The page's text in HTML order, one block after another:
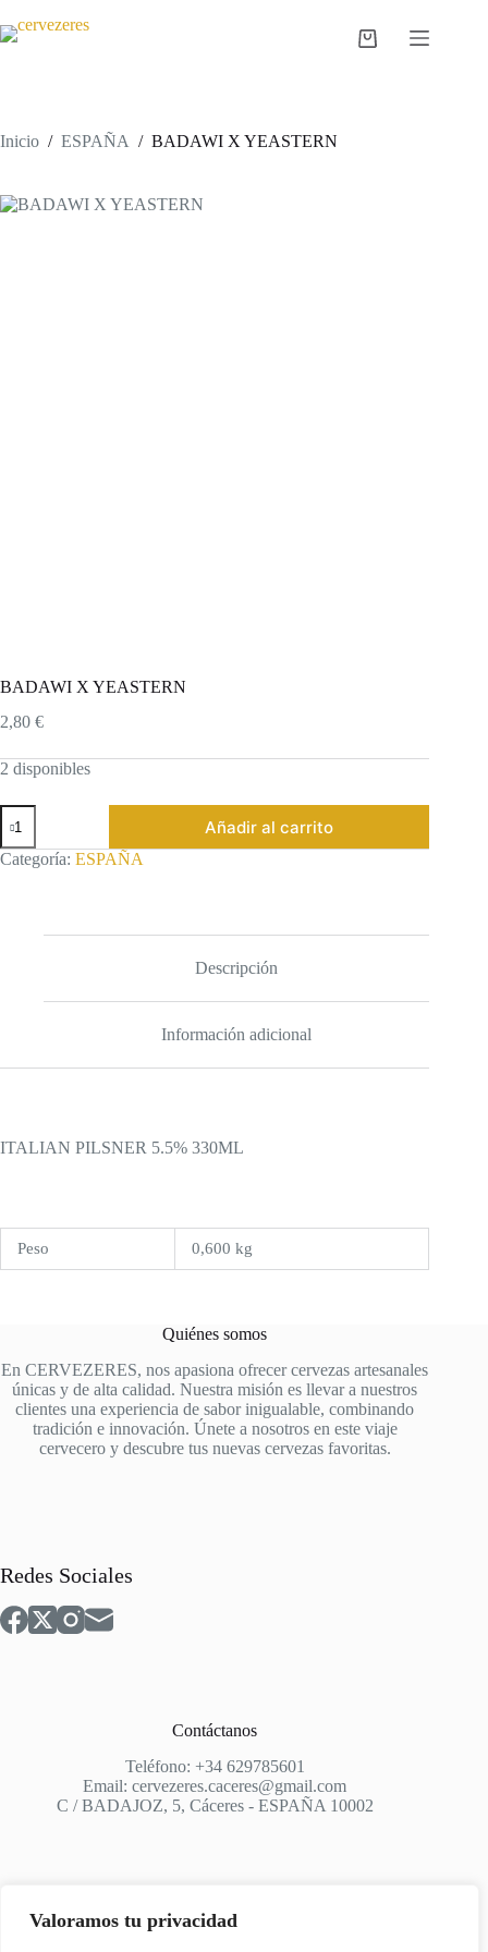
Valoramos tu privacidad
al
contenido
Carro
Inicio / ESPAÑA / BADAWI X YEASTERN
BADAWI X YEASTERN
2,80 €
2 disponibles
BADAWI
X
YEASTERN
cantidad
Añadir al carrito
Categoría: ESPAÑA
Descripción
Información adicional
ITALIAN PILSNER 5.5% 330ML
Peso 0,600 kg
Quiénes somos
En CERVEZERES, nos apasiona ofrecer cervezas artesanales
únicas y de alta calidad. Nuestra misión es llevar a nuestros
clientes una experiencia de sabor inigualable, combinando
tradición e innovación. Únete a nosotros en este viaje
cervecero y descubre tus nuevas cervezas favoritas.
Redes Sociales
Contáctanos
Teléfono: +34 629785601
Email: cervezeres.caceres@gmail.com
C / BADAJOZ, 5, Cáceres - ESPAÑA 10002
Apoyo